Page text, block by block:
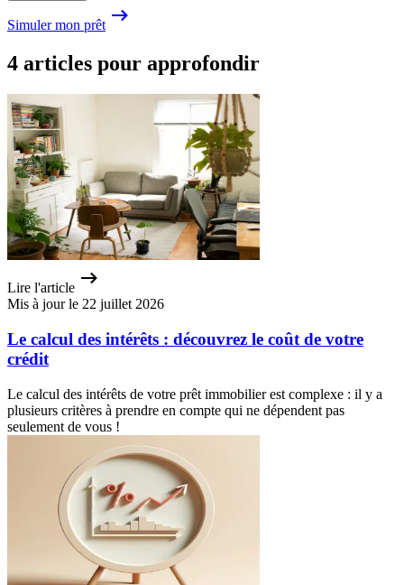
Simuler mon prêt
4 articles pour approfondir
Lire l'article
Mis à jour le 22 juillet 2026
Le calcul des intérêts : découvrez le coût de votre
crédit
Le calcul des intérêts de votre prêt immobilier est complexe : il y a
plusieurs critères à prendre en compte qui ne dépendent pas
seulement de vous !